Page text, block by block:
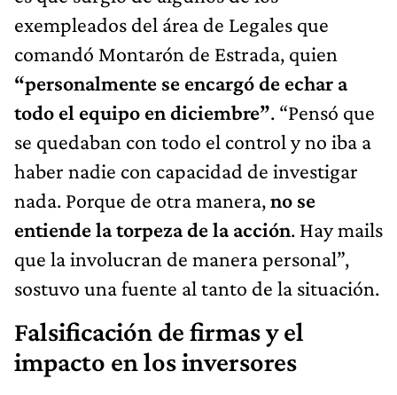
exempleados del área de Legales que
comandó Montarón de Estrada, quien
“personalmente se encargó de echar a
todo el equipo en diciembre”. “Pensó que
se quedaban con todo el control y no iba a
haber nadie con capacidad de investigar
nada. Porque de otra manera,no se
entiende la torpeza de la acción. Hay mails
que la involucran de manera personal”,
sostuvo una fuente al tanto de la situación.
Falsificación de firmas y el
impacto en los inversores